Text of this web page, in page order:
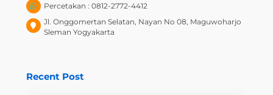
Percetakan : 0812-2772-4412
Jl. Onggomertan Selatan, Nayan No 08, Maguwoharjo
Sleman Yogyakarta
Recent Post